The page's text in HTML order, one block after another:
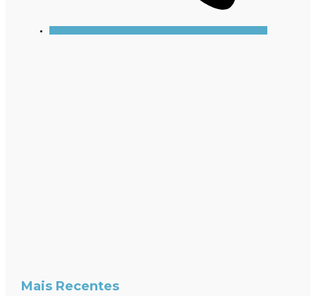
Mais Recentes